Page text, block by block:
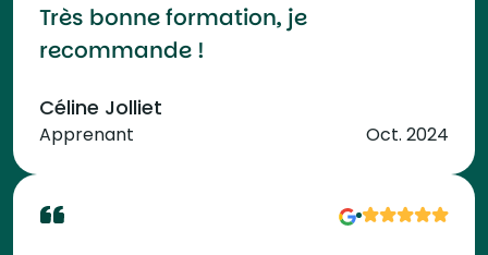
Très bonne formation, je
recommande !
Céline Jolliet
Apprenant Oct. 2024